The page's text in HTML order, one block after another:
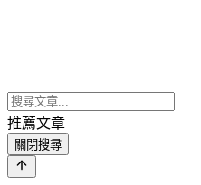
推薦文章
關閉搜尋